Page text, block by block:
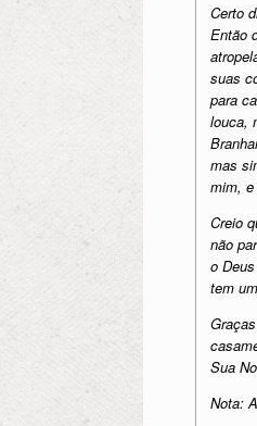
Certo
Então
suas
para
louca,
mas
mim,
Creio
não
o
tem
Sua
Nota: